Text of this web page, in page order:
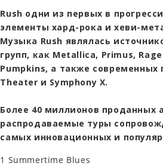
Rush одни из первых в
элементы хард-рока и хеви-
Музыка Rush являлась
групп, как Metallica, Primus,
Pumpkins, а также современных
Theater и Symphony X.
Более 40 миллионов проданных
распродаваемые туры
самых инновационных и
1 Summertime Blues